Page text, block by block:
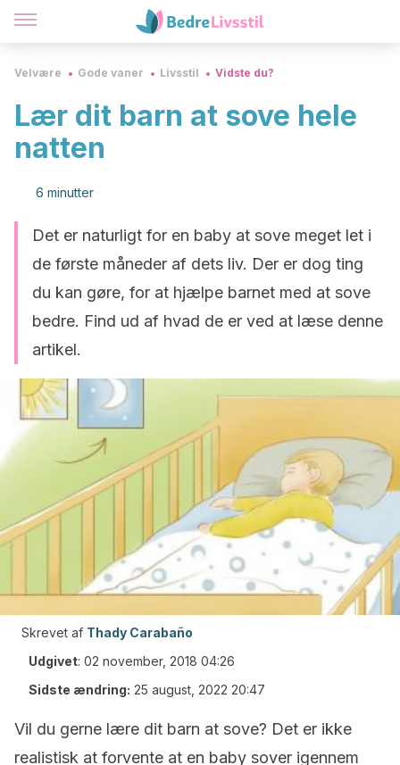
Velvære Gode vaner Livsstil Vidste du?
Lær dit barn at sove hele
natten
6 minutter
Det er naturligt for en baby at sove meget let i
de første måneder af dets liv. Der er dog ting
du kan gøre, for at hjælpe barnet med at sove
bedre. Find ud af hvad de er ved at læse denne
artikel.
Skrevet af Thady Carabaño
Udgivet: 02 november, 2018 04:26
Sidste ændring: 25 august, 2022 20:47
Vil du gerne lære dit barn at sove? Det er ikke
realistisk at forvente at en baby sover igennem